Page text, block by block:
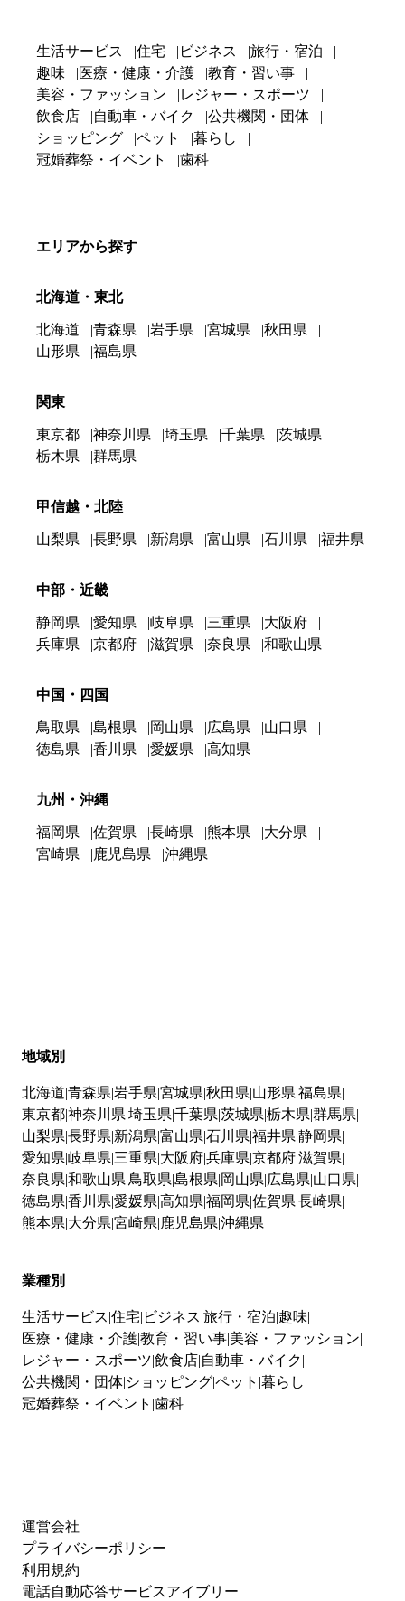
生活サービス 住宅 ビジネス
旅行・宿泊
趣味
医療・健康・介護
教育・習い事
美容・ファッション
レジャー・スポーツ
飲食店
自動車・バイク
公共機関・団体
ショッピング
ペット
暮らし
冠婚葬祭・イベント
歯科
エリアから探す
北海道・東北
北海道 青森県 岩手県 宮城県
秋田県
山形県
福島県
関東
東京都 神奈川県 埼玉県 千葉県
茨城県
栃木県
群馬県
甲信越・北陸
山梨県 長野県 新潟県 富山県 石川県 福井県
中部・近畿
静岡県 愛知県 岐阜県 三重県
大阪府
兵庫県
京都府 滋賀県 奈良県 和歌山県
中国・四国
鳥取県 島根県 岡山県 広島県
山口県
徳島県
香川県 愛媛県 高知県
九州・沖縄
福岡県 佐賀県 長崎県 熊本県
大分県
宮崎県
鹿児島県 沖縄県
地域別
北海道 青森県 岩手県 宮城県 秋田県 山形県 福島県
東京都神奈川県 埼玉県 千葉県 茨城県 栃木県 群馬県
山梨県 長野県 新潟県 富山県 石川県 福井県 静岡県
愛知県 岐阜県 三重県 大阪府兵庫県 京都府滋賀県
奈良県 和歌山県 鳥取県 島根県 岡山県 広島県 山口県
徳島県 香川県 愛媛県 高知県 福岡県 佐賀県 長崎県
熊本県 大分県 宮崎県 鹿児島県 沖縄県
業種別
生活サービス 住宅 ビジネス 旅行・宿泊 趣味
医療・健康・介護教育・習い事 美容・ファッション
レジャー・スポーツ 飲食店 自動車・バイク
公共機関・団体 ショッピングペット 暮らし
冠婚葬祭・イベント 歯科
運営会社
プライバシーポリシー
利用規約
電話自動応答サービスアイブリー